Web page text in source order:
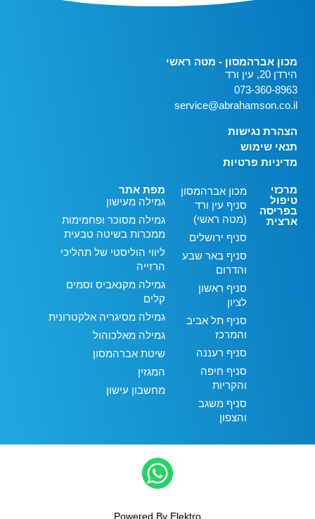
מכון אברהמסון - מטה ראשי
הירדן 20, עין ורד
073-360-8963
service@abrahamson.co.il
הצהרת נגישות
תנאי שימוש
מדיניות פרטיות
מרכזי
טיפול
בפריסה
ארצית
מכון אברהמסון
סניף עין ורד
(מטה ראשי)
סניף ירושלים
סניף באר שבע
והדרום
סניף ראשון
לציון
סניף תל אביב
והמרכז
סניף רעננה
סניף חיפה
והקריות
סניף משגב
והצפון
מפת אתר
גמילה מעישון
גמילה מסוכר ופחמימות
ממכרות בשיטה טבעית
ליווי הוליסטי של תהליכי
הרזייה
גמילה מקנאביס וסמים
קלים
גמילה מסיגריה אלקטרונית
גמילה מאלכוהול
שיטת אברהמסון
המגזין
מחשבון עישון
Powered By Elektro